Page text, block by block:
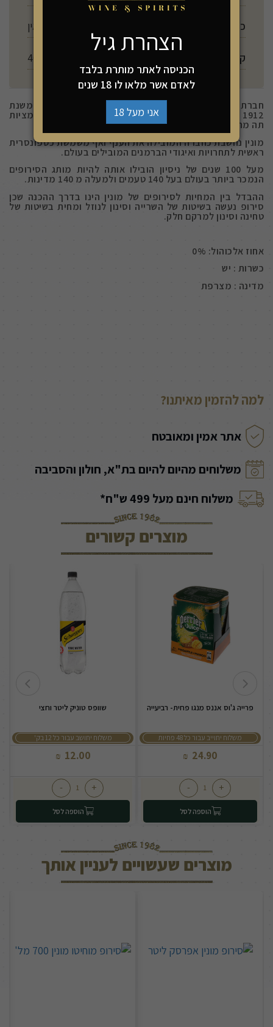
כשרות אין
קלוריות ל 100 מ"ל 400
חברת מונין היא חברה צרפתית המייצרת סירופי גורמה משנת
1912 . בין מוצריה סירופים בטעמים, סירופים ללא סוכר, תמציות
תה מחיות וליקרים שונים.
מונין נחשבת כחברה המובילה את הענף ואף משמשת כספונסרית
ראשית לתחרויות ואיגודי הברמנים המובילים בעולם.
מעל 100 שנים של ניסיון הובילו אותה להיות מותג הסירופים
הנמכר ביותר בעולם בעל 140 טעמים ולמעלה מ 140 מדינות.
ההבדל בין המחיות לסירופים של מונין הינו בדרך ההכנה שכן
סירופ נעשה בשיטות של השרייה וסינון לנוזל ומחית בשיטות של
טחינה וסינון למרקם חלק.
אחוז אלכוהול: 0%
כשרות : יש
מדינה : מצרפת
למה להזמין מאיתנו?
אתר אמין ומאובטח
משלוחים מהיום להיום בת"א, חולון והסביבה
משלוח חינם מעל 499 ש"ח*
מוצרים קשורים
פרייה ג'וס אננס מנגו פחית- רביעייה
משלוח יחוייב עבור כל 48 פחיות
24.90
₪
+
-
הוספה לסל
שוופס טוניק ליטר וחצי
משלוח יחושב עבור כל 12 בק'
12.00
₪
+
-
הוספה לסל
מוצרים שעשויים לעניין אותך
הצהרת גיל
הכניסה לאתר מותרת בלבד
לאדם אשר מלאו לו 18 שנים
אני מעל 18